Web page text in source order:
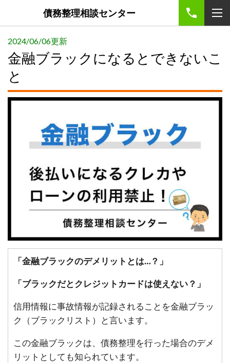
債務整理相談センター
2024/06/06更新
金融ブラックになるとできないこ
と
「金融ブラックのデメリットとは…？」
「ブラックだとクレジットカードは使えない？」
信用情報に事故情報が記録されることを金融ブラッ
ク（ブラックリスト）と言います。
この金融ブラックは、債務整理を行った場合のデメ
リットとしても知られています。